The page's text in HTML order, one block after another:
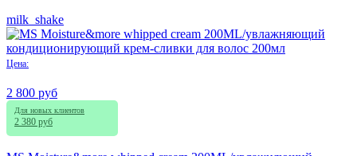
milk_shake
Цена:
2 800 руб
Для новых клиентов
2 380 руб